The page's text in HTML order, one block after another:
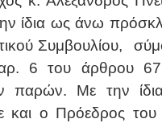
ίδια ως άνω
Συμβουλίου,
παρ. 6 του άρθρου
παρών. Με την
και ο Πρόεδρος του